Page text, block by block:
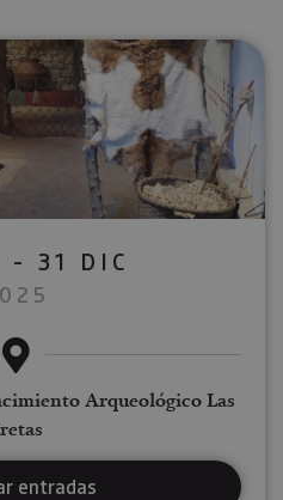
- 31 DIC
Arqueológico Las
entradas